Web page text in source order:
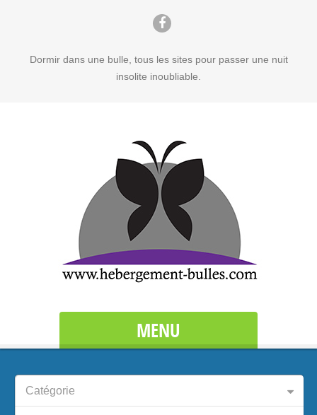
Dormir dans une bulle, tous les sites pour passer une nuit
insolite inoubliable.
MENU
Catégorie